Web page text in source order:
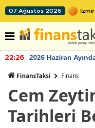
07 Ağustos 2026
22:26 2026 Haziran
FinansTaksi Finans
Cem
Tarihleri